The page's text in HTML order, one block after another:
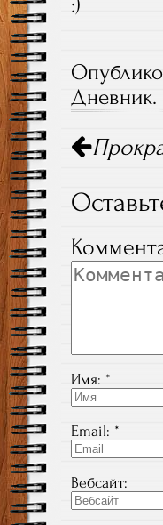
:)
Дневник.
Навигация
Имя: *
Email: *
Вебсайт: